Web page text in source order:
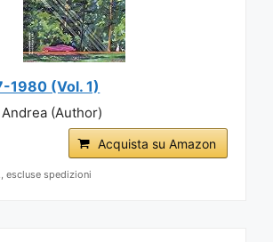
1980 (Vol. 1)
(Author)
Acquista su Amazon
escluse spedizioni